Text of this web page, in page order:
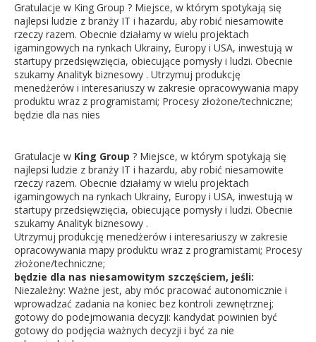
Gratulacje w King Group ? Miejsce, w którym spotykają się
najlepsi ludzie z branży IT i hazardu, aby robić niesamowite
rzeczy razem. Obecnie działamy w wielu projektach
igamingowych na rynkach Ukrainy, Europy i USA, inwestują w
startupy przedsięwzięcia, obiecujące pomysły i ludzi. Obecnie
szukamy Analityk biznesowy . Utrzymuj produkcję
menedżerów i interesariuszy w zakresie opracowywania mapy
produktu wraz z programistami; Procesy złożone/techniczne;
będzie dla nas nies
Gratulacje w King Group ? Miejsce, w którym spotykają się
najlepsi ludzie z branży IT i hazardu, aby robić niesamowite
rzeczy razem. Obecnie działamy w wielu projektach
igamingowych na rynkach Ukrainy, Europy i USA, inwestują w
startupy przedsięwzięcia, obiecujące pomysły i ludzi. Obecnie
szukamy Analityk biznesowy .
Utrzymuj produkcję menedżerów i interesariuszy w zakresie
opracowywania mapy produktu wraz z programistami; Procesy
złożone/techniczne;
będzie dla nas niesamowitym szczęściem, jeśli:
Niezależny: Ważne jest, aby móc pracować autonomicznie i
wprowadzać zadania na koniec bez kontroli zewnętrznej;
gotowy do podejmowania decyzji: kandydat powinien być
gotowy do podjęcia ważnych decyzji i być za nie